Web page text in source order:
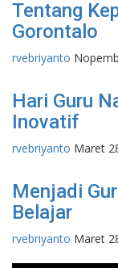
Tentang
Gorontalo
rvebriyanto
Hari Guru
Inovatif
rvebriyanto Maret
Menjadi
Belajar
rvebriyanto Maret